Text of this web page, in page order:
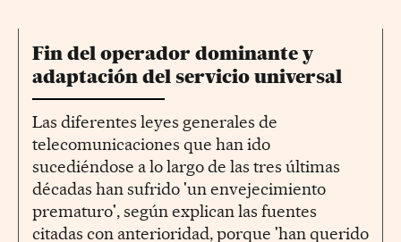
Fin del operador dominante y
adaptación del servicio universal
Las diferentes leyes generales de
telecomunicaciones que han ido
sucediéndose a lo largo de las tres últimas
décadas han sufrido 'un envejecimiento
prematuro', según explican las fuentes
citadas con anterioridad, porque 'han querido